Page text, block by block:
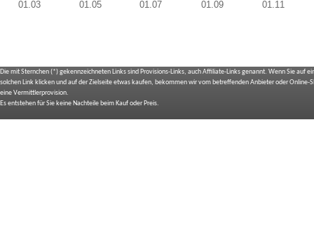
Die mit Sternchen (*) gekennzeichneten Links sind Provisions-Links, auch Affiliate-Links genannt. Wenn Sie auf
solchen Link klicken und auf der Zielseite etwas kaufen, bekommen wir vom betreffenden Anbieter oder Online-
eine Vermittlerprovision.
Es entstehen für Sie keine Nachteile beim Kauf oder Preis.